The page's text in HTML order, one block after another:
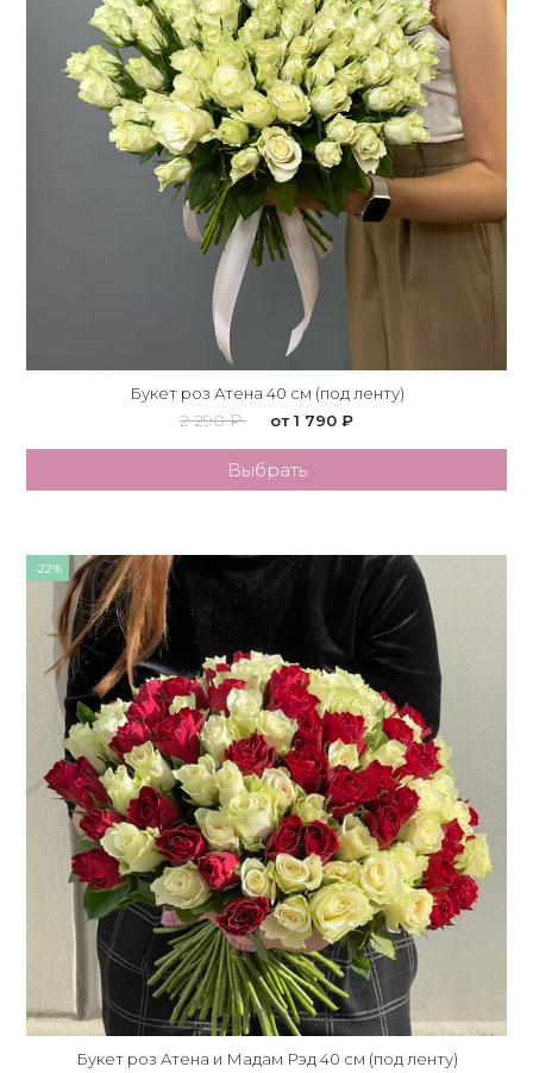
Букет роз Атена 40 см (под ленту)
2 290 ₽ от 1 790 ₽
Выбрать
-22%
Букет роз Атена и Мадам Рэд 40 см (под ленту)